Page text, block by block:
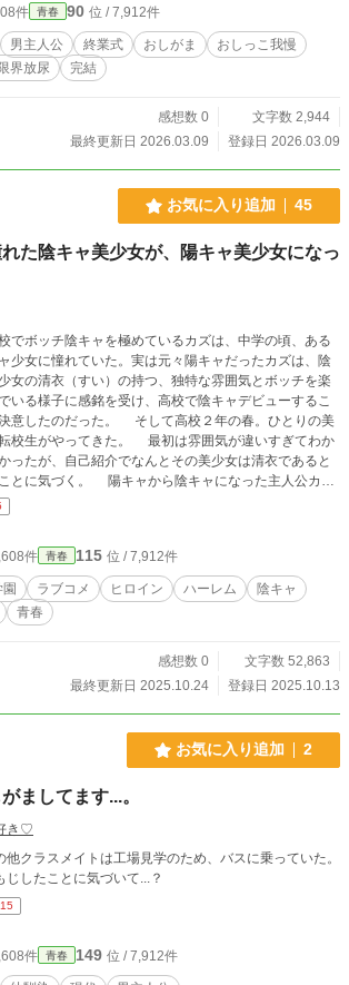
件 青春 90 位 / 7,912件
男主人公 終業式 おしがま
おしっこ我慢
界放尿 完結
感想数 0
文字数 2,944
最終更新日 2026.03.09
登録日 2026.03.09
お気に入り追加 45
れた陰キャ美少女が、陽キャ美少女になっ
でボッチ陰キャを極めているカズは、中学の頃、ある
少女に憧れていた。実は元々陽キャだったカズは、陰
女の清衣（すい）の持つ、独特な雰囲気とボッチを楽
いる様子に感銘を受け、高校で陰キャデビューするこ
のだった。 そして高校２年の春。ひとりの美
校生がやってきた。 最初は雰囲気が違いすぎてわか
ったが、自己紹介でなんとその美少女は清衣であると
。 陽キャから陰キャになった主人公カズ
キャから陽キャになった清衣。 以前とはまったく違
ラになってしまった２人の間に、どんなラブコメが待
うか。 ※小説家になろう、カクヨムでも公開
ます。 ※表紙にはAI生成画像を使用しています。
件 青春 115 位 / 7,912件
園 ラブコメ ヒロイン ハーレム
陰キャ
青春
感想数 0
文字数 52,863
最終更新日 2025.10.24
登録日 2025.10.13
お気に入り追加 2
ましてます...。
き♡
クラスメイトは工場見学のため、バスに乗っていた。
したことに気づいて...？
件 青春 149 位 / 7,912件